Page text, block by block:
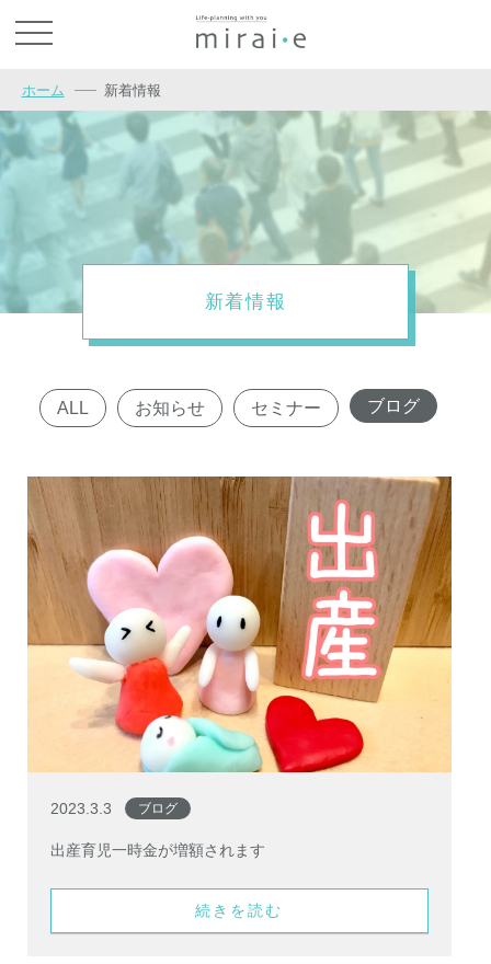
ホーム 新着情報
新着情報
ALL お知らせ セミナー ブログ
2023.3.3 ブログ
出産育児一時金が増額されます
続きを読む